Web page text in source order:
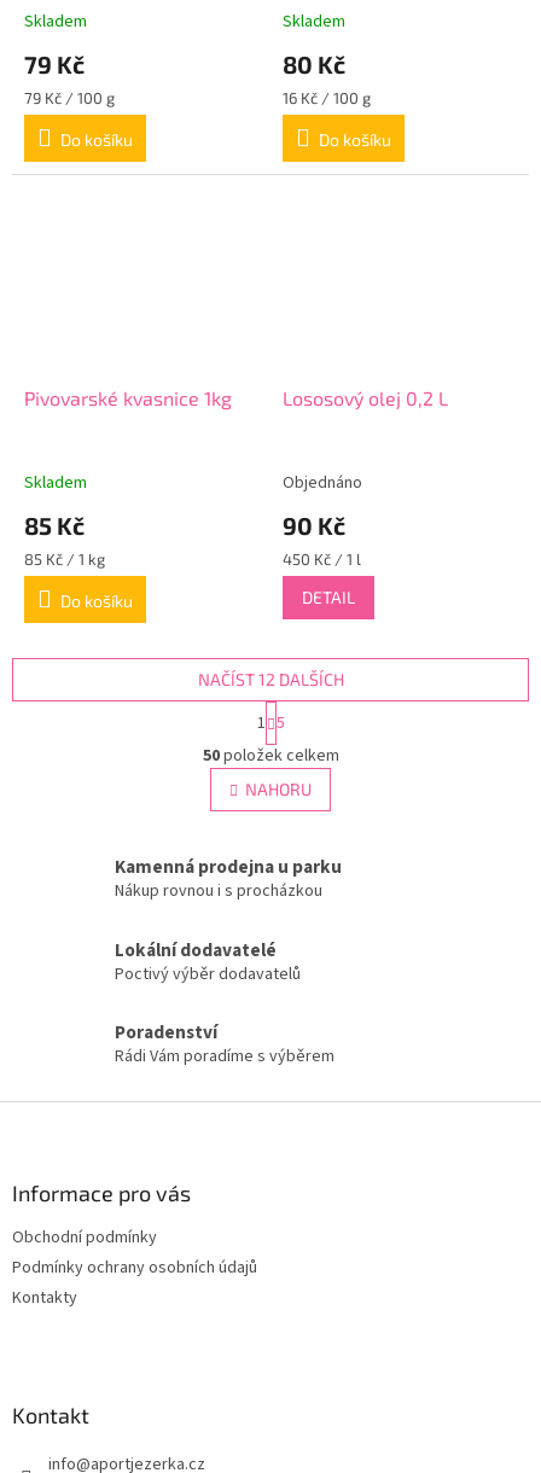
Skladem
79 Kč
Měrná
cena:
79 Kč / 100 g
Do košíku
Skladem
80 Kč
Měrná
cena:
16 Kč / 100 g
Do košíku
Pivovarské kvasnice 1kg
Skladem
85 Kč
Měrná
cena:
85 Kč / 1 kg
Do košíku
Lososový olej 0,2 L
Objednáno
90 Kč
Měrná
cena:
450 Kč / 1 l
DETAIL
O
v
l
á
a
c
í
r
v
ý
i
NAČÍST 12 DALŠÍCH
t
r
á
n
k
á
n
1 5
50položek celkem
NAHORU
Kamenná prodejna u parku
Nákup rovnou i s procházkou
Lokální dodavatelé
Poctivý výběr dodavatelů
Poradenství
Rádi Vám poradíme s výběrem
Informace pro vás
Obchodní podmínky
Podmínky ochrany osobních údajů
Kontakty
Kontakt
info@aportjezerka.cz